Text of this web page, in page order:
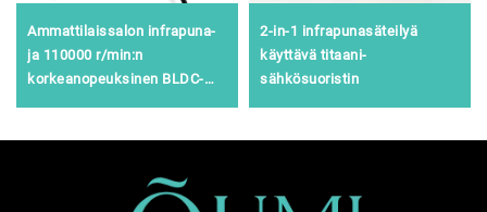
Ammattilaissalon infrapuna-
ja 110000 r/min:n
korkeanopeuksinen BLDC-
2-in-1 infrapunasäteilyä
käyttävä titaani-
sähkösuoristin